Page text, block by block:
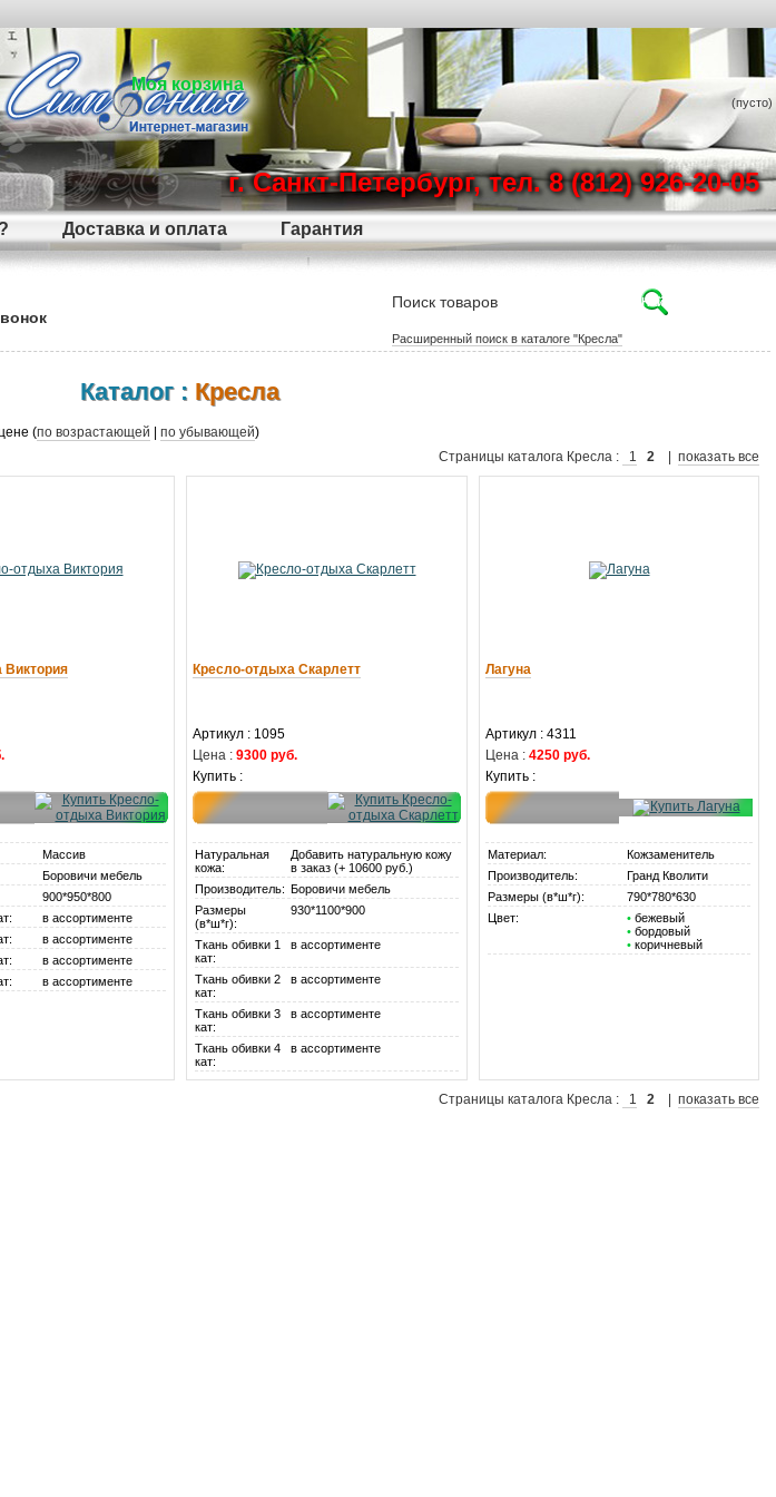
Моя корзина
(пусто)
г. Санкт-Петербург, тел. 8 (812) 926-20-05
Доставка и оплата Гарантия
Расширенный поиск в каталоге "Кресла"
Каталог : Кресла
(по возрастающей по убывающей)
Страницы каталога Кресла :
1 2 показать все
Виктория
Массив
Боровичи мебель
900*950*800
в ассортименте
в ассортименте
в ассортименте
в ассортименте
Кресло-отдыха Скарлетт
Артикул : 1095
Цена : 9300 руб.
Купить :
Натуральная
кожа:
Добавить натуральную кожу
в заказ (+ 10600 руб.)
Производитель: Боровичи мебель
Размеры
(в*ш*г):
930*1100*900
Ткань обивки 1
кат:
в ассортименте
Ткань обивки 2
кат:
в ассортименте
Ткань обивки 3
кат:
в ассортименте
Ткань обивки 4
кат:
в ассортименте
Лагуна
Артикул : 4311
Цена : 4250 руб.
Купить :
Материал:
Кожзаменитель
Производитель:
Гранд Кволити
Размеры (в*ш*г):
790*780*630
Цвет:
• бежевый
• бордовый
• коричневый
Страницы каталога Кресла : 1 2 показать все